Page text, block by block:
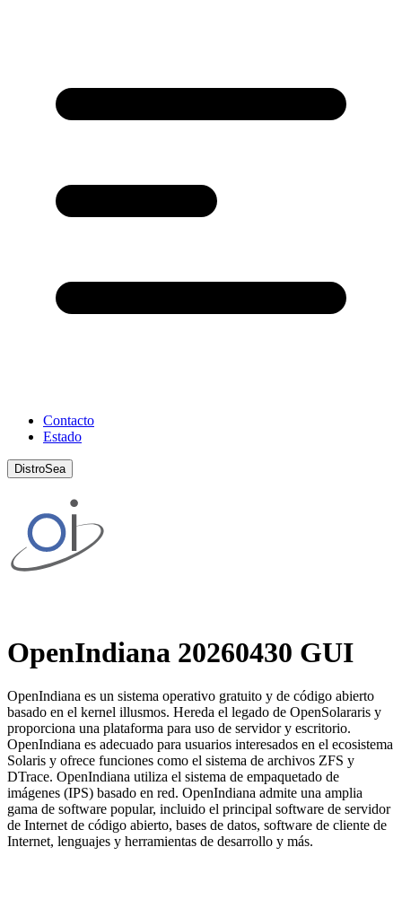
Contacto
Estado
DistroSea
OpenIndiana 20260430 GUI
OpenIndiana es un sistema operativo gratuito y de código abierto
basado en el kernel illusmos. Hereda el legado de OpenSolararis y
proporciona una plataforma para uso de servidor y escritorio.
OpenIndiana es adecuado para usuarios interesados ​​en el ecosistema
Solaris y ofrece funciones como el sistema de archivos ZFS y
DTrace. OpenIndiana utiliza el sistema de empaquetado de
imágenes (IPS) basado en red. OpenIndiana admite una amplia
gama de software popular, incluido el principal software de servidor
de Internet de código abierto, bases de datos, software de cliente de
Internet, lenguajes y herramientas de desarrollo y más.